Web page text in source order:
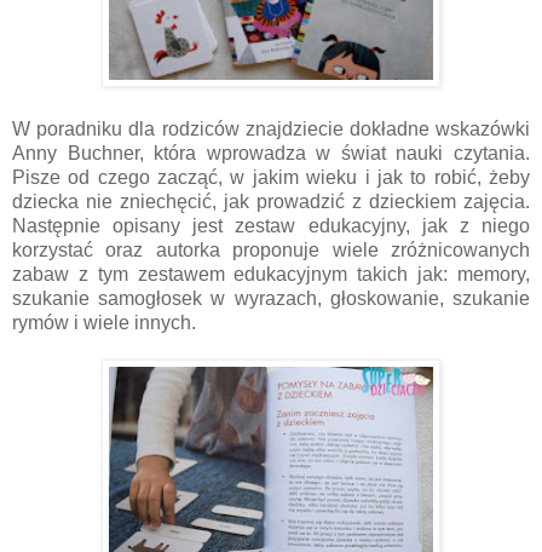
W poradniku dla rodziców znajdziecie dokładne wskazówki
Anny Buchner, która wprowadza w świat nauki czytania.
Pisze od czego zacząć, w jakim wieku i jak to robić, żeby
dziecka nie zniechęcić, jak prowadzić z dzieckiem zajęcia.
Następnie opisany jest zestaw edukacyjny, jak z niego
korzystać oraz autorka proponuje wiele zróżnicowanych
zabaw z tym zestawem edukacyjnym takich jak: memory,
szukanie samogłosek w wyrazach, głoskowanie, szukanie
rymów i wiele innych.